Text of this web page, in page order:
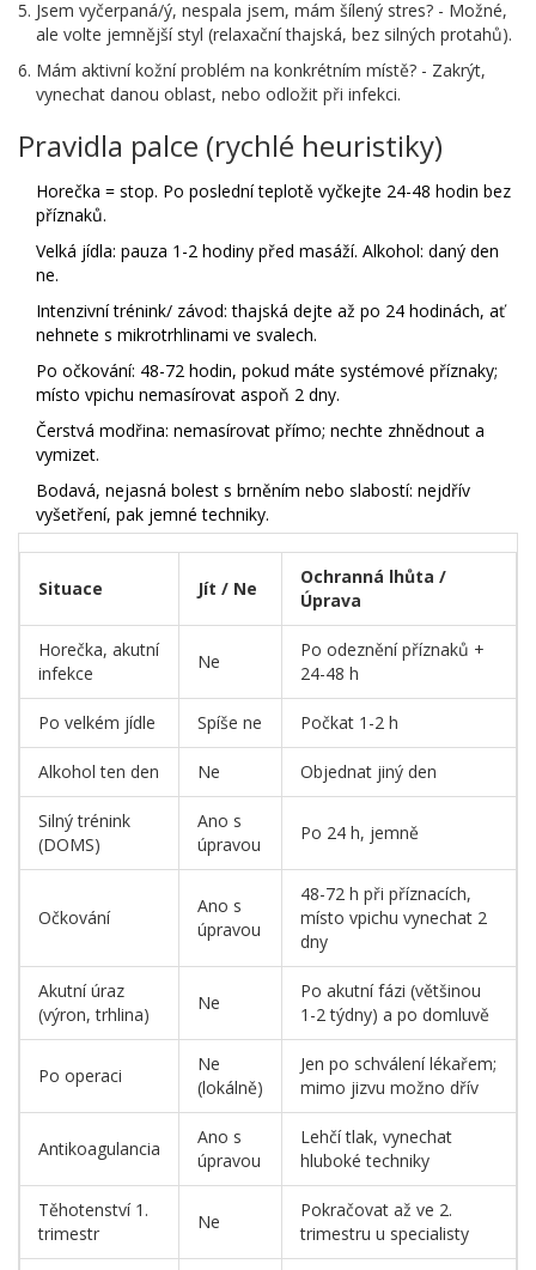
Jsem vyčerpaná/ý, nespala jsem, mám šílený stres? - Možné,
ale volte jemnější styl (relaxační thajská, bez silných protahů).
Mám aktivní kožní problém na konkrétním místě? - Zakrýt,
vynechat danou oblast, nebo odložit při infekci.
Pravidla palce (rychlé heuristiky)
Horečka = stop. Po poslední teplotě vyčkejte 24-48 hodin bez
příznaků.
Velká jídla: pauza 1-2 hodiny před masáží. Alkohol: daný den
ne.
Intenzivní trénink/ závod: thajská dejte až po 24 hodinách, ať
nehnete s mikrotrhlinami ve svalech.
Po očkování: 48-72 hodin, pokud máte systémové příznaky;
místo vpichu nemasírovat aspoň 2 dny.
Čerstvá modřina: nemasírovat přímo; nechte zhnědnout a
vymizet.
Bodavá, nejasná bolest s brněním nebo slabostí: nejdřív
vyšetření, pak jemné techniky.
Situace Jít / Ne
Ochranná lhůta /
Úprava
Horečka, akutní
infekce
Ne
Po odeznění příznaků +
24-48 h
Po velkém jídle Spíše ne Počkat 1-2 h
Alkohol ten den Ne Objednat jiný den
Silný trénink
(DOMS)
Ano s
úpravou
Po 24 h, jemně
Očkování
Ano s
úpravou
48-72 h při příznacích,
místo vpichu vynechat 2
dny
Akutní úraz
(výron, trhlina)
Ne
Po akutní fázi (většinou
1-2 týdny) a po domluvě
Po operaci
Ne
(lokálně)
Jen po schválení lékařem;
mimo jizvu možno dřív
Antikoagulancia
Ano s
úpravou
Lehčí tlak, vynechat
hluboké techniky
Těhotenství 1.
trimestr
Ne
Pokračovat až ve 2.
trimestru u specialisty